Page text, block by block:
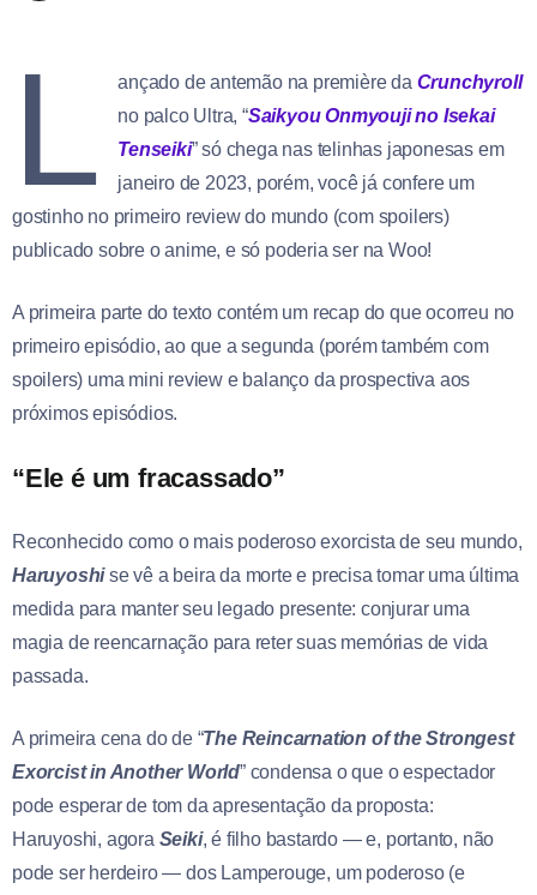
L ançado de antemão na première da Crunchyroll
no palco Ultra, “Saikyou Onmyouji no Isekai
Tenseiki” só chega nas telinhas japonesas em
janeiro de 2023, porém, você já confere um
gostinho no primeiro review do mundo (com spoilers)
publicado sobre o anime, e só poderia ser na Woo!
A primeira parte do texto contém um recap do que ocorreu no
primeiro episódio, ao que a segunda (porém também com
spoilers) uma mini review e balanço da prospectiva aos
próximos episódios.
“Ele é um fracassado”
Reconhecido como o mais poderoso exorcista de seu mundo,
Haruyoshise vê a beira da morte e precisa tomar uma última
medida para manter seu legado presente: conjurar uma
magia de reencarnação para reter suas memórias de vida
passada.
A primeira cena do de “The Reincarnation of the Strongest
Exorcist in Another World” condensa o que o espectador
pode esperar de tom da apresentação da proposta:
Haruyoshi, agora Seiki, é filho bastardo — e, portanto, não
pode ser herdeiro — dos Lamperouge, um poderoso (e